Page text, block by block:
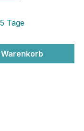
Tage